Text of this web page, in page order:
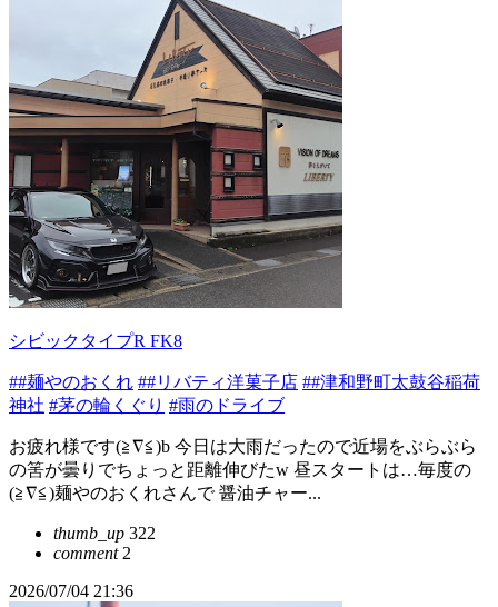
シビックタイプR FK8
##麺やのおくれ ##リバティ洋菓子店 ##津和野町太鼓谷稲荷
神社 #茅の輪くぐり #雨のドライブ
お疲れ様です(≧∇≦)b 今日は大雨だったので近場をぶらぶら
の筈が曇りでちょっと距離伸びたw 昼スタートは…毎度の
(≧∇≦)麺やのおくれさんで 醤油チャー...
thumb_up 322
comment2
2026/07/04 21:36